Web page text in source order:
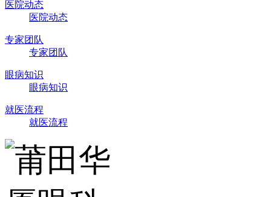
医院动态
医院动态
专家团队
专家团队
眼病知识
眼病知识
就医流程
就医流程